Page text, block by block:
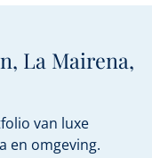
La Mairena,
van luxe
en omgeving.